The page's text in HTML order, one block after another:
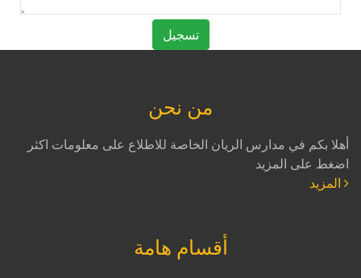
من نحن
أهلا بكم في مدارس الريان الخاصة للاطلاع على معلومات اكثر
اضغط على المزيد
أقسام هامة